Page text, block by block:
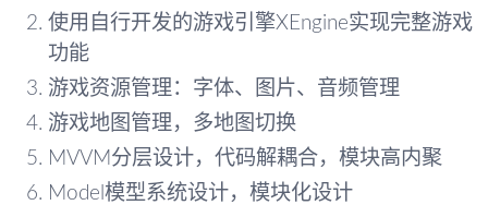
使用自行开发的游戏引擎XEngine实现完整游戏
功能
游戏资源管理：字体、图片、音频管理
游戏地图管理，多地图切换
MVVM分层设计，代码解耦合，模块高内聚
Model模型系统设计，模块化设计